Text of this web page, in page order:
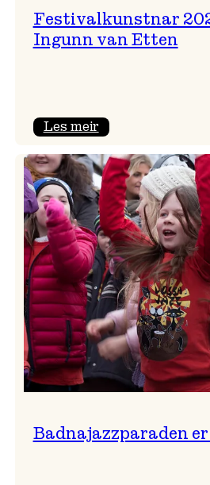
Festivalkunstnar
Ingunn van Etten
Les meir:
2026
–
Ingunn van Etten
Badnajazzparaden